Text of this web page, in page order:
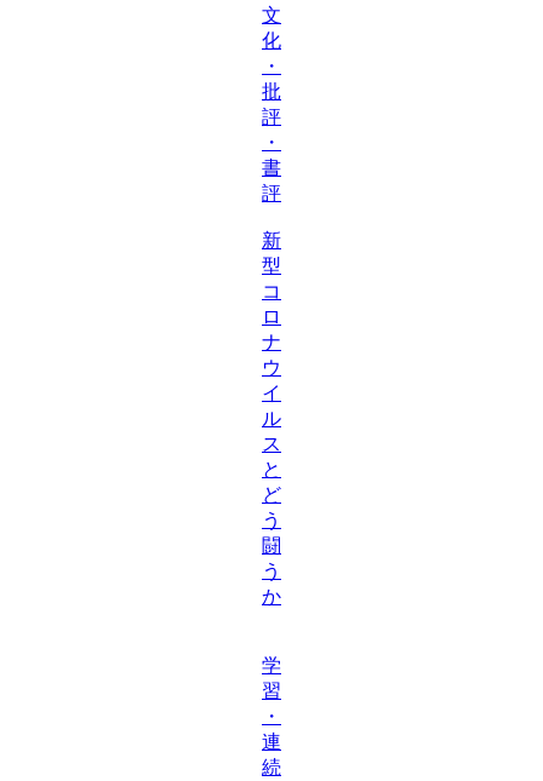
文
化
・
批
評
・
書
評
新
型
コ
ロ
ナ
ウ
イ
ル
ス
と
ど
う
闘
う
か
学
習
・
連
続